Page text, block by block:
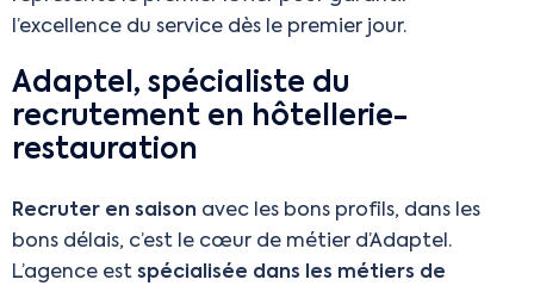
l’excellence du service dès le premier jour.
Adaptel, spécialiste du
recrutement en hôtellerie-
restauration
Recruter en saison avec les bons profils, dans les
bons délais, c’est le cœur de métier d’Adaptel.
L’agence est spécialisée dans les métiers de